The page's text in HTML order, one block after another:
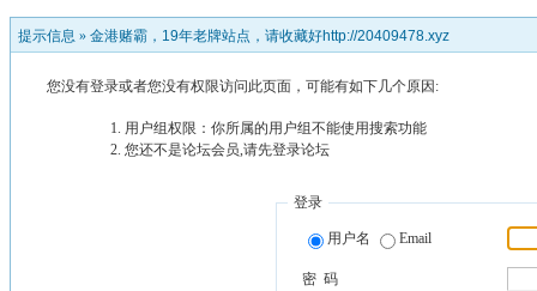
提示信息 » 金港赌霸，19年老牌站点，请收藏好http://20409478.xyz
您没有登录或者您没有权限访问此页面，可能有如下几个原因:
用户组权限：你所属的用户组不能使用搜索功能
您还不是论坛会员,请先登录论坛
登录
用户名 Email
密 码